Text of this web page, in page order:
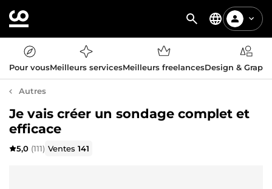
Pour vousMeilleurs servicesMeilleurs freelancesDesign &
Autres
Je vais créer un sondage complet et
efficace
5,0 (111) Ventes141